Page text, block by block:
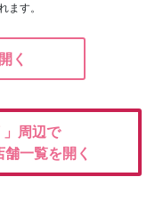
ます。
く
」周辺で
一覧を開く